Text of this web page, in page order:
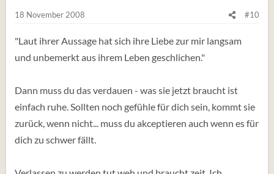
18 November 2008 #10
"Laut ihrer Aussage hat sich ihre Liebe zur mir langsam
und unbemerkt aus ihrem Leben geschlichen."
Dann muss du das verdauen - was sie jetzt braucht ist
einfach ruhe. Sollten noch gefühle für dich sein, kommt sie
zurück, wenn nicht... muss du akceptieren auch wenn es für
dich zu schwer fällt.